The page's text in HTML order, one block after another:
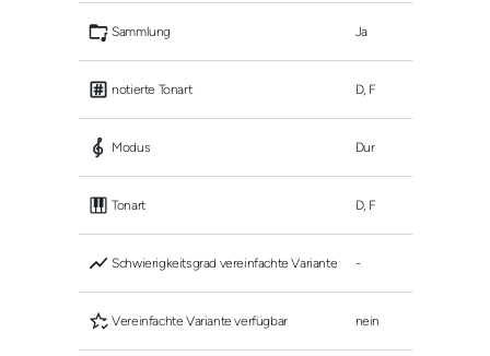
Sammlung Ja
notierte Tonart D, F
Modus Dur
Tonart D, F
Schwierigkeitsgrad vereinfachte Variante -
Vereinfachte Variante verfügbar nein